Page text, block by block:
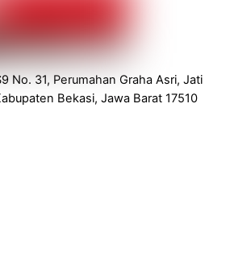
No. 31, Perumahan Graha Asri, Jati
Bekasi, Jawa Barat 17510